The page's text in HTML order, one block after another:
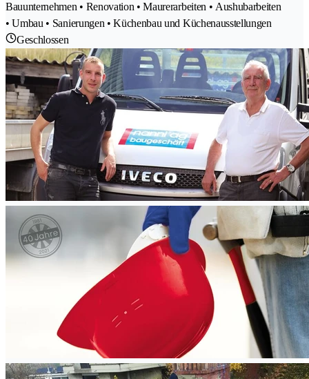
Bauunternehmen • Renovation • Maurerarbeiten • Aushubarbeiten
• Umbau • Sanierungen • Küchenbau und Küchenausstellungen
Geschlossen